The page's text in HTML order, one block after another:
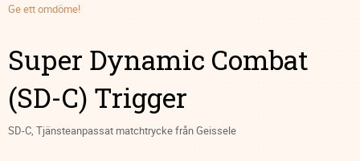
Ge ett omdöme!
Super Dynamic Combat
(SD-C) Trigger
SD-C, Tjänsteanpassat matchtrycke från Geissele